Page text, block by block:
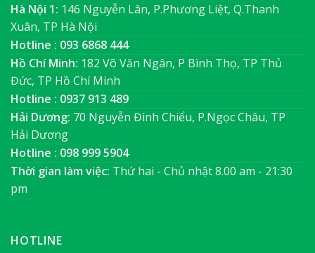
Hà Nội 1: 146 Nguyễn Lân, P.Phương Liệt, Q.Thanh
Xuân, TP Hà Nội
Hotline : 093 6868 444
Hồ Chí Minh: 182 Võ Văn Ngân, P Bình Thọ, TP Thủ
Đức, TP Hồ Chí Minh
Hotline : 0937 913 489
Hải Dương: 70 Nguyễn Đình Chiểu, P.Ngọc Châu, TP
Hải Dương
Hotline : 098 999 5904
Thời gian làm việc: Thứ hai - Chủ nhật 8.00 am - 21:30
pm
HOTLINE